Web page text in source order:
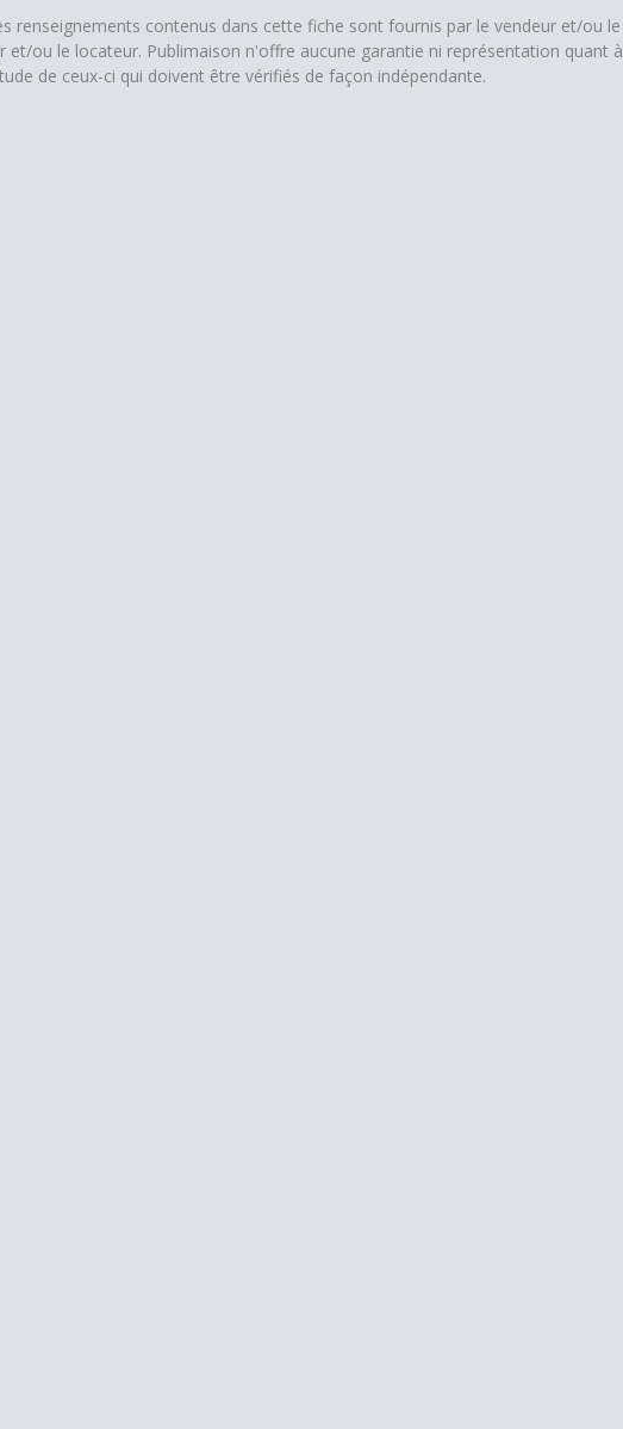
renseignements contenus dans cette fiche sont fournis par le vendeur et/ou le
et/ou le locateur. Publimaison n'offre aucune garantie ni représentation quant à
de ceux-ci qui doivent être vérifiés de façon indépendante.